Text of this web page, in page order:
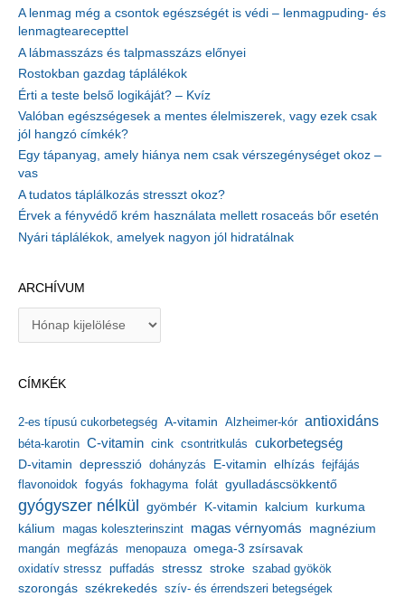
A lenmag még a csontok egészségét is védi – lenmagpuding- és
lenmagtearecepttel
A lábmasszázs és talpmasszázs előnyei
Rostokban gazdag táplálékok
Érti a teste belső logikáját? – Kvíz
Valóban egészségesek a mentes élelmiszerek, vagy ezek csak
jól hangzó címkék?
Egy tápanyag, amely hiánya nem csak vérszegénységet okoz –
vas
A tudatos táplálkozás stresszt okoz?
Érvek a fényvédő krém használata mellett rosaceás bőr esetén
Nyári táplálékok, amelyek nagyon jól hidratálnak
ARCHÍVUM
í
u
m
CÍMKÉK
2-es típusú cukorbetegség A-vitamin Alzheimer-kór antioxidáns
béta-karotin C-vitamin cink csontritkulás cukorbetegség
D-vitamin depresszió dohányzás E-vitamin elhízás fejfájás
flavonoidok fogyás fokhagyma folát gyulladáscsökkentő
gyógyszer nélkül gyömbér K-vitamin kalcium kurkuma
kálium magas koleszterinszint magas vérnyomás magnézium
mangán megfázás menopauza omega-3 zsírsavak
oxidatív stressz puffadás stressz stroke szabad gyökök
szorongás székrekedés szív- és érrendszeri betegségek